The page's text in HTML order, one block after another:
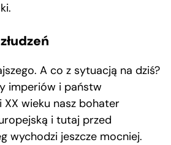
A co z sytuacją na dziś?
imperiów i państw
XX wieku nasz bohater
i tutaj przed
wychodzi jeszcze mocniej.